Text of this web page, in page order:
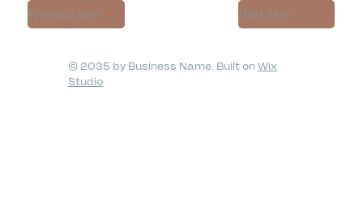
Previous Item Next Item
© 2035 by Business Name. Built on Wix
Studio